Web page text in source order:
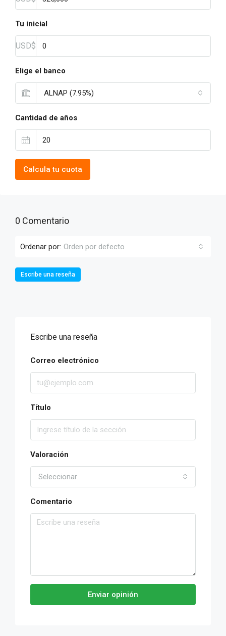
Tu inicial
USD$
Elige el banco
ALNAP (7.95%)
Cantidad de años
Calcula tu cuota
0 Comentario
Ordenar por: Orden por defecto
Escribe una reseña
Escribe una reseña
Correo electrónico
Título
Valoración
Seleccionar
Comentario
Enviar opinión